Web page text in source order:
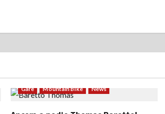
Gare Mountain Bike News